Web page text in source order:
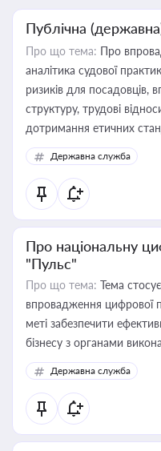
Публічна
Про що тема: Про
аналітика судової
ризиків для посадовців,
структуру, трудові
дотримання етичних
Державна служба
Про національну
"Пульс"
Про що тема: Тема
впровадження цифрової
меті забезпечити
бізнесу з органами
Державна служба